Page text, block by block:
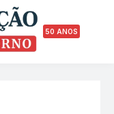
50 ANOS